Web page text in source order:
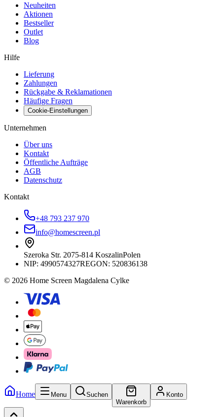
Neuheiten
Aktionen
Bestseller
Outlet
Blog
Hilfe
Lieferung
Zahlungen
Rückgabe & Reklamationen
Häufige Fragen
Cookie-Einstellungen
Unternehmen
Über uns
Kontakt
Öffentliche Aufträge
AGB
Datenschutz
Kontakt
+48 793 237 970
info@homescreen.pl
Szeroka Str. 2075-814 KoszalinPolen
NIP: 4990574327REGON: 520836138
© 2026 Home Screen Magdalena Cylke
Home Menu
Suchen
Warenkorb
Konto